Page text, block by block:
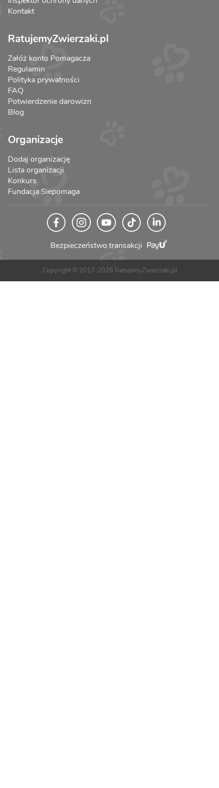
Kontakt
RatujemyZwierzaki.pl
Załóż konto Pomagacza
Regulamin
Polityka prywatności
FAQ
Potwierdzenie darowizn
Blog
Organizacje
Dodaj organizację
Lista organizacji
Konkurs
Fundacja Siepomaga
Bezpieczeństwo transakcji
Copyright © 2017-2026 RatujemyZwierzaki.pl